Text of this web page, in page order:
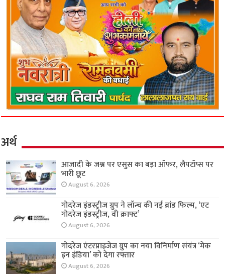
अर्थ
आजादी के जश्न पर एसुस का बड़ा ऑफर, लैपटॉप्स पर
भारी छूट
August 6, 2026
गोदरेज इंडस्ट्रीज ग्रुप ने लॉन्च की नई ब्रांड फिल्म, ‘एट
गोदरेज इंडस्ट्रीज, वी क्राफ्ट’
August 6, 2026
गोदरेज एंटरप्राइजेज ग्रुप का नया विनिर्माण संयंत्र ‘मेक
इन इंडिया’ को देगा रफ्तार
August 6, 2026